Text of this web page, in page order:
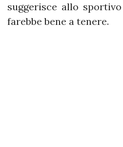
suggerisce allo
farebbe bene a tenere.